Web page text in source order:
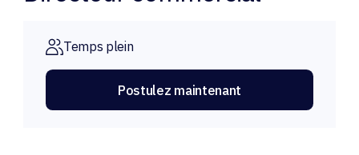
Temps plein
Postulez maintenant